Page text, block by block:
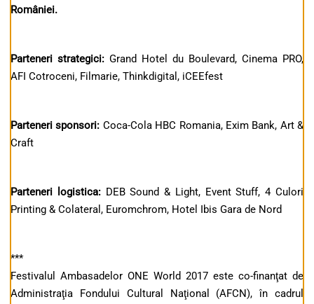
României.
Parteneri strategici: Grand Hotel du Boulevard, Cinema PRO,
AFI Cotroceni, Filmarie, Thinkdigital, iCEEfest
Parteneri sponsori: Coca-Cola HBC Romania, Exim Bank, Art &
Craft
Parteneri logistica:DEB Sound & Light, Event Stuff, 4 Culori
Printing & Colateral, Euromchrom, Hotel Ibis Gara de Nord
***
Festivalul Ambasadelor ONE World 2017 este co-finanţat de
Administraţia Fondului Cultural Naţional (AFCN), în cadrul